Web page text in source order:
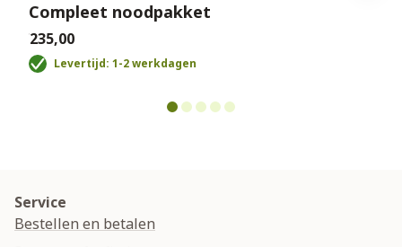
Compleet noodpakket
€235,00
Levertijd: 1-2 werkdagen
Service
Bestellen en betalen